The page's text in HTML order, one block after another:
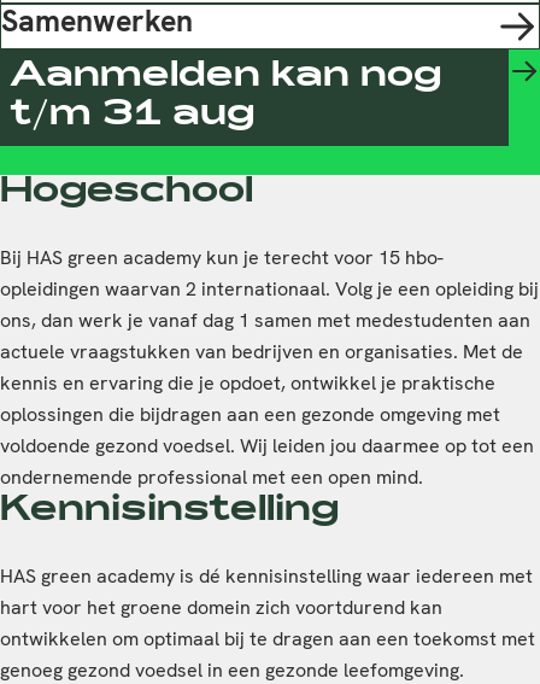
Samenwerken
Aanmelden kan nog
t/m 31 aug
Hogeschool
Bij HAS green academy kun je terecht voor 15 hbo-
opleidingen waarvan 2 internationaal. Volg je een opleiding bij
ons, dan werk je vanaf dag 1 samen met medestudenten aan
actuele vraagstukken van bedrijven en organisaties. Met de
kennis en ervaring die je opdoet, ontwikkel je praktische
oplossingen die bijdragen aan een gezonde omgeving met
voldoende gezond voedsel. Wij leiden jou daarmee op tot een
ondernemende professional met een open mind.
Kennisinstelling
HAS green academy is dé kennisinstelling waar iedereen met
hart voor het groene domein zich voortdurend kan
ontwikkelen om optimaal bij te dragen aan een toekomst met
genoeg gezond voedsel in een gezonde leefomgeving.